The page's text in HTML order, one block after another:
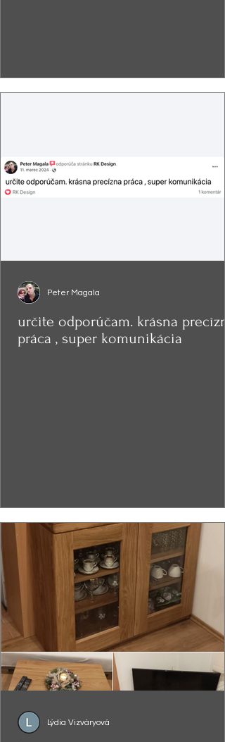
určite odporúčam. krásna
práca , super komunikácia
Peter Magala
Lýdia Vizváryová